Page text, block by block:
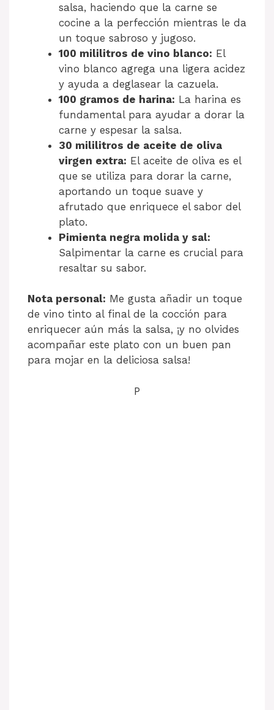
salsa, haciendo que la carne se
cocine a la perfección mientras le da
un toque sabroso y jugoso.
100 mililitros de vino blanco: El
vino blanco agrega una ligera acidez
y ayuda a deglasear la cazuela.
100 gramos de harina: La harina es
fundamental para ayudar a dorar la
carne y espesar la salsa.
30 mililitros de aceite de oliva
virgen extra: El aceite de oliva es el
que se utiliza para dorar la carne,
aportando un toque suave y
afrutado que enriquece el sabor del
plato.
Pimienta negra molida y sal:
Salpimentar la carne es crucial para
resaltar su sabor.
Nota personal: Me gusta añadir un toque
de vino tinto al final de la cocción para
enriquecer aún más la salsa, ¡y no olvides
acompañar este plato con un buen pan
para mojar en la deliciosa salsa!
P